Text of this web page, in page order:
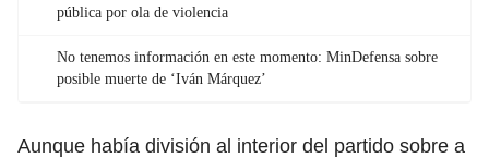
pública por ola de violencia
No tenemos información en este momento: MinDefensa sobre
posible muerte de ‘Iván Márquez’
Aunque había división al interior del partido sobre a